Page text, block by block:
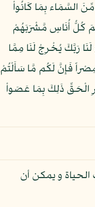
مِّنَ السَّمَاء بِمَا كَانُواْ
كُلُّ أُنَاسٍ مَّشْرَبَهُمْ
وَاحِدٍ فَادْعُ لَنَا رَبَّكَ يُخْرِجْ لَنَا مِمَّا
فَإِنَّ لَكُم مَّا سَأَلْتُمْ
الْحَقِّ ذَلِكَ بِمَا عَصَواْ
و يمكن أن